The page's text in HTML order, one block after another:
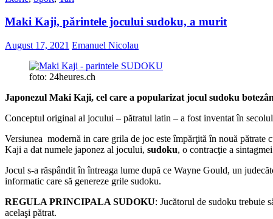
Maki Kaji, părintele jocului sudoku, a murit
August 17, 2021 Emanuel Nicolau
foto: 24heures.ch
Japonezul Maki Kaji, cel care a popularizat jocul sudoku
Conceptul original al jocului – pătratul latin – a fost inventat în
Versiunea modernă in care grila de joc este împărţită în nouă
Kaji a dat numele japonez al jocului, sudoku, o contracţie a
Jocul s-a răspândit în întreaga lume după ce Wayne Gould, un
informatic care să genereze grile sudoku.
REGULA PRINCIPALA SUDOKU: Jucătorul de sudoku trebuie
acelaşi pătrat.